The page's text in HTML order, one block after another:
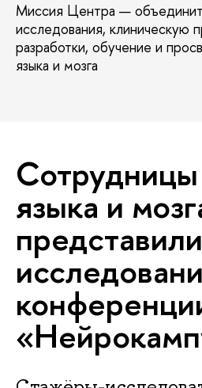
Миссия Центра —
исследования, клиническую
разработки, обучение и
языка и мозга
языка и